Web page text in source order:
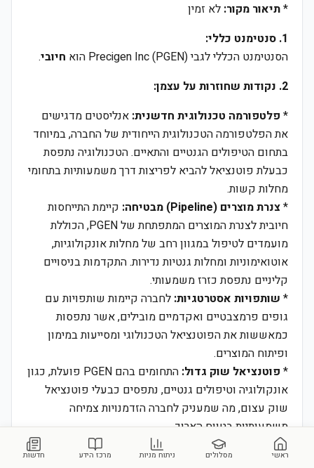
*תיאור מקור: לא זמין
1. סנטימנט כללי:
הסנטימנט הכללי לגבי Precigen Inc (PGEN) הוא
חיובי.
2. נקודות שחוזרות על עצמן:
* פלטפורמה טכנולוגית חדשנית: אנליסטים מדגישים
את הפלטפורמה הטכנולוגית הייחודית של החברה, במיוחד
בתחום הטיפולים הגנטיים והתאיים. הטכנולוגיה נתפסת
כבעלת פוטנציאל להביא לפריצות דרך משמעותיות בתחומי
מחלות קשות.
*צנרת מוצרים (Pipeline) מבטיחה:
קיימת התייחסות
חיובית לצנרת המוצרים המתפתחת של PGEN, הכוללת
מועמדים לטיפול במגוון רחב של מחלות אונקולוגיות,
אוטואימוניות ומחלות גנטיות נדירות. התקדמות בניסויים
קליניים נתפסת כזרז משמעותי.
* שותפויות אסטרטגיות: לחברה קיימות שותפויות עם
גופים פרמצבטיים ואקדמיים מובילים, אשר נתפסות
כמאששות את הפוטנציאל הטכנולוגי ומסייעות במימון
ופיתוח המוצרים.
* פוטנציאל שוק גדול:
התחומים בהם PGEN פועלת, כגון
אונקולוגיה וטיפולים גנטיים, נתפסים כבעלי פוטנציאל
שוק עצום, מה שמעניק לחברה הזדמנויות צמיחה
משמעותיות בטווח הארוך.
3. נקודות מחלוקת:
ראשי מסלולים ניתוח מניות מרכז הידע חדשות